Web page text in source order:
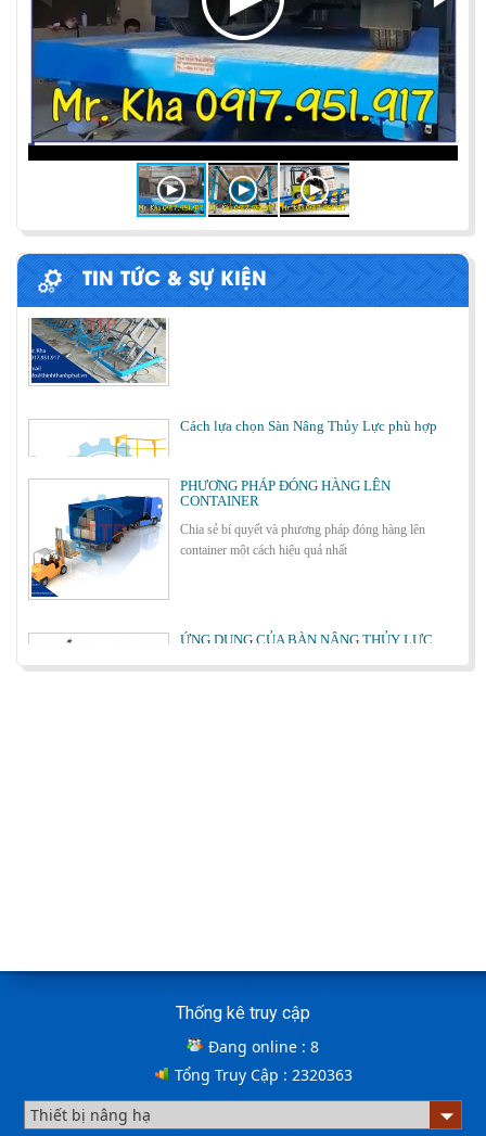
TIN TỨC & SỰ KIỆN
ỨNG DỤNG CỦA BÀN NÂNG THỦY LỰC
Cùng tìm hiểu về ứng dụng của bàn nâng thủy lực
trong các lĩnh vực, ngành nghề.
BÀN NÂNG THỦY LỰC MINI
Bơm thủy lực Dock leveler
ƯU ĐIỂM CỦA SÀN NÂNG THỦY LỰC NHỎ -
MINI DOCK LEVELLER
CONTAINER
Chia sẻ bí quyết và phương pháp đóng hàng lên
container một cách hiệu quả nhất
trong các lĩnh vực, ngành nghề.
Bơm thủy lực Dock leveler
Thống kê truy cập
Đang online : 8
Tổng Truy Cập : 2320363